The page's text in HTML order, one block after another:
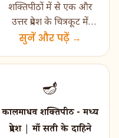
शक्तिपीठों में से एक और
उत्तर प्रदेश के चित्रकूट में
मंदाकिनी नदी के तट पर
सुनें और पढ़ें →
🪔
कालमाधव शक्तिपीठ - मध्य
प्रदेश | माँ सती के दाहिने